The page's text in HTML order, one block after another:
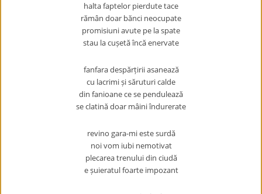
halta faptelor pierdute tace
rămân doar bănci neocupate
promisiuni avute pe la spate
stau la cușetă încă enervate
fanfara despărțirii asanează
cu lacrimi și săruturi calde
din fanioane ce se pendulează
se clatină doar mâini îndurerate
revino gara-mi este surdă
noi vom iubi nemotivat
plecarea trenului din ciudă
e șuieratul foarte impozant